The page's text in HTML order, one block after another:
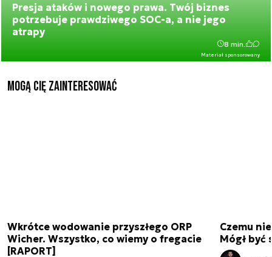
Presja ataków i nowego prawa. Twój biznes
potrzebuje prawdziwego SOC-a, a nie jego
atrapy
Materiał sponsorowany
8 min.
Mogą Cię zainteresować
Wkrótce wodowanie przyszłego ORP
Wicher. Wszystko, co wiemy o fregacie
[RAPORT]
Czemu
Mógł być